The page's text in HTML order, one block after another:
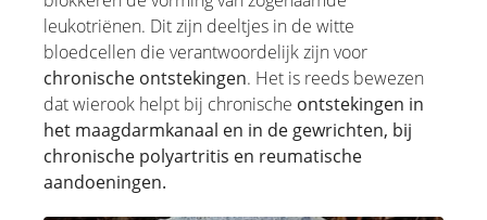
leukotriënen. Dit zijn deeltjes in de witte
bloedcellen die verantwoordelijk zijn voor
chronische ontstekingen. Het is reeds bewezen
dat wierook helpt bij chronische ontstekingen in
het maagdarmkanaal en in de gewrichten, bij
chronische polyartritis en reumatische
aandoeningen.